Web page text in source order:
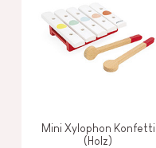
Mini Xylophon Konfetti
(Holz)